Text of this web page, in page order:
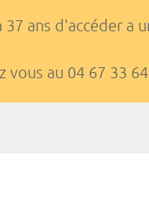
ans d'accéder a
au 04 67 33